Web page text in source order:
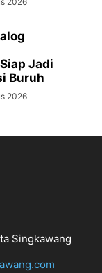
Jadi
Buruh
2026
Singkawang